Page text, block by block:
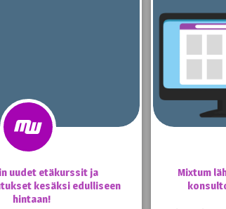
uudet etäkurssit ja
kesäksi edulliseen
hintaan!
Mixtum